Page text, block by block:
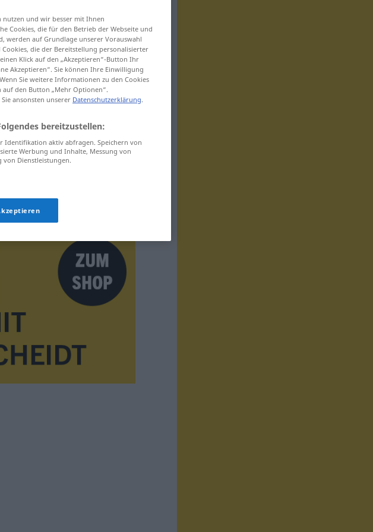
des Bodens
nutzen und wir besser mit Ihnen
Cookies, die für den Betrieb der Webseite und
werden auf Grundlage unserer Vorauswahl
die der Bereitstellung personalisierter
Klick auf den „Akzeptieren“-Button Ihr
Akzeptieren“. Sie können Ihre Einwilligung
Sie weitere Informationen zu den Cookies
auf den Button „Mehr Optionen“.
ansonsten unserer Datenschutzerklärung.
bereitzustellen:
Identifikation aktiv abfragen. Speichern von
Werbung und Inhalte, Messung von
Dienstleistungen.